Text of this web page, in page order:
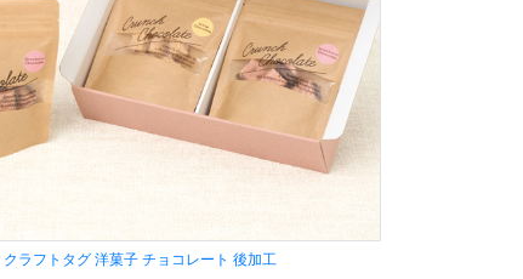
クラフトタグ 洋菓子 チョコレート 後加工